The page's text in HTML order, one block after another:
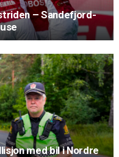
– Sandefjord-
med bil i Nordre